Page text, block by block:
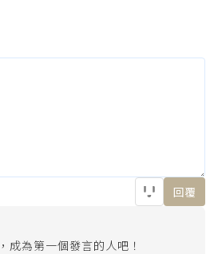
回覆
成為第一個發言的人吧！